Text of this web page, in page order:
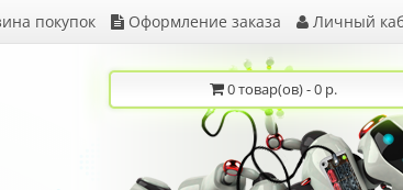
покупок Оформление заказа Личный
0 товар(ов) - 0 р.